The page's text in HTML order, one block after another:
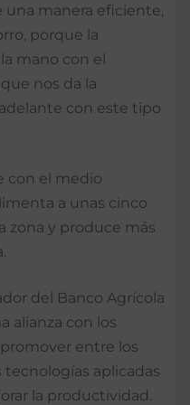
una manera eficiente,
porque la
mano con el
nos da la
con este tipo
con el medio
a unas cinco
zona y produce más
del Banco Agrícola
alianza con los
entre los
aplicadas
la productividad.